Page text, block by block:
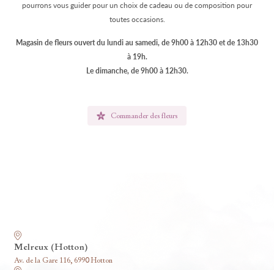
pourrons vous guider pour un choix de cadeau ou de composition pour
toutes occasions.
Magasin de fleurs ouvert du lundi au samedi, de 9h00 à 12h30 et de 13h30
à 19h.
Le dimanche, de 9h00 à 12h30.
Commander des fleurs
Melreux (Hotton)
Av. de la Gare 116, 6990 Hotton